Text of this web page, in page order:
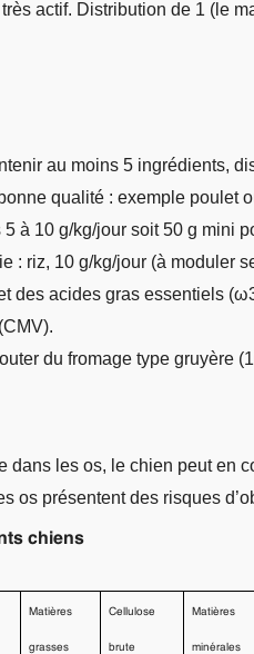
actif. Distribution de 1 (le
au moins 5 ingrédients,
qualité : exemple
à 10 g/kg/jour soit 50 g mini
: riz, 10 g/kg/jour (à moduler
des acides gras essentiels
du fromage type gruyère
dans les os, le chien peut en
os présentent des risques
chiens
Matières
grasses
Cellulose
brute
Matières
minérales